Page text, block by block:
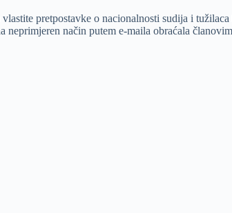
pretpostavke o nacionalnosti sudija i
način putem e-maila obraćala